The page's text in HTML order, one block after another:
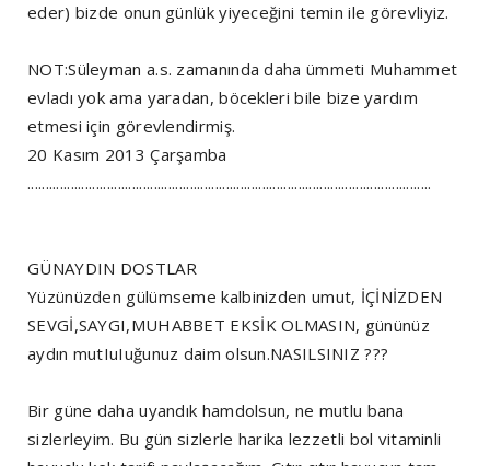
eder) bizde onun günlük yiyeceğini temin ile görevliyiz.
NOT:Süleyman a.s. zamanında daha ümmeti Muhammet
evladı yok ama yaradan, böcekleri bile bize yardım
etmesi için görevlendirmiş.
20 Kasım 2013 Çarşamba
................................................................................................................
GÜNAYDIN DOSTLAR
Yüzünüzden gülümseme kalbinizden umut, İÇİNİZDEN
SEVGİ,SAYGI,MUHABBET EKSİK OLMASIN, gününüz
aydın mutIuIuğunuz daim olsun.NASILSINIZ ???
Bir güne daha uyandık hamdolsun, ne mutlu bana
sizlerleyim. Bu gün sizlerle harika lezzetli bol vitaminli